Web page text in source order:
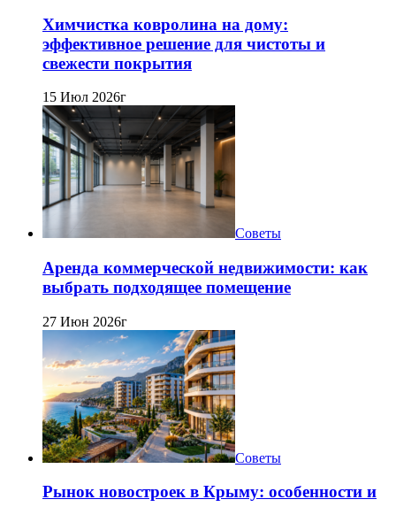
Химчистка ковролина на дому:
эффективное решение для чистоты и
свежести покрытия
15 Июл 2026г
Советы
Аренда коммерческой недвижимости: как
выбрать подходящее помещение
27 Июн 2026г
Советы
Рынок новостроек в Крыму: особенности и